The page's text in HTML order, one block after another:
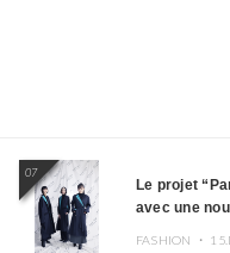
07
Le projet
avec une
FASHION ・